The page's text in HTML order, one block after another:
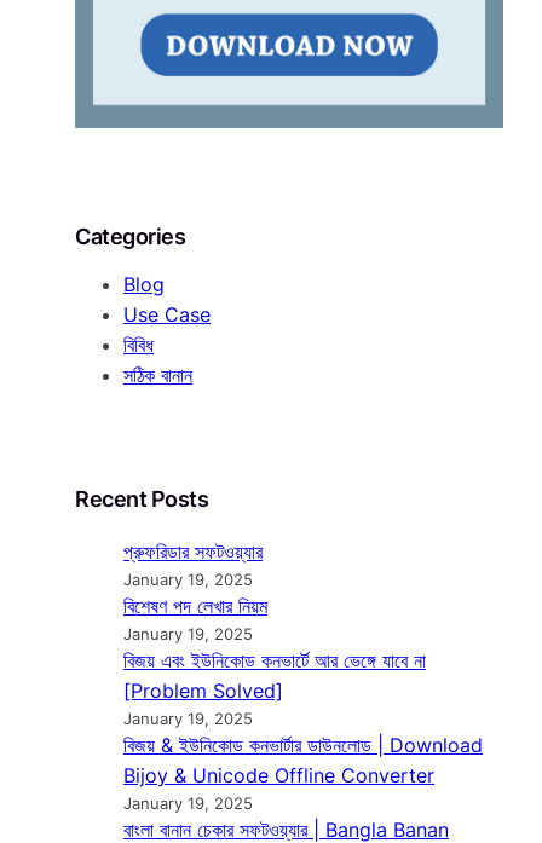
Categories
Blog
Use Case
বিবিধ
সঠিক বানান
Recent Posts
প্রুফরিডার সফটওয়্যার
January 19, 2025
বিশেষণ পদ লেখার নিয়ম
January 19, 2025
বিজয় এবং ইউনিকোড কনভার্টে আর ভেঙ্গে যাবে না
[Problem Solved]
January 19, 2025
বিজয় & ইউনিকোড কনভার্টার ডাউনলোড | Download
Bijoy & Unicode Offline Converter
January 19, 2025
বাংলা বানান চেকার সফটওয়্যার | Bangla Banan